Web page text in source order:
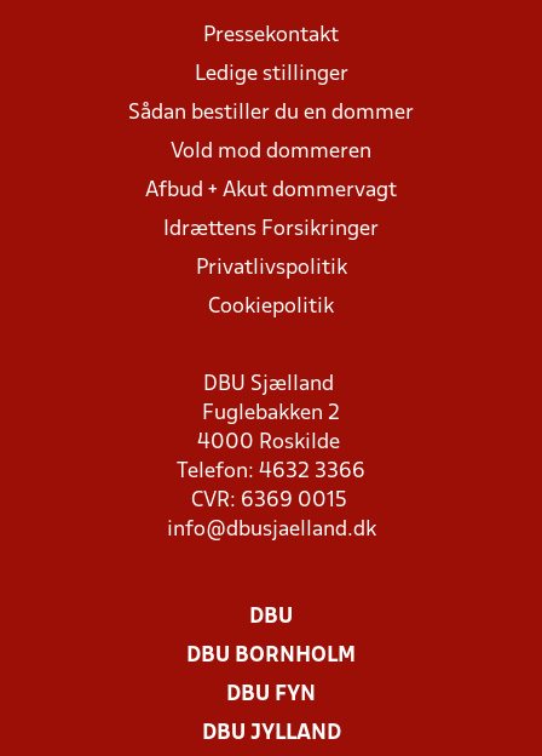
Pressekontakt
Ledige stillinger
Sådan bestiller du en dommer
Vold mod dommeren
Afbud + Akut dommervagt
Idrættens Forsikringer
Privatlivspolitik
Cookiepolitik
DBU Sjælland
Fuglebakken 2
4000 Roskilde
Telefon: 4632 3366
CVR: 6369 0015
info@dbusjaelland.dk
DBU
DBU BORNHOLM
DBU FYN
DBU JYLLAND